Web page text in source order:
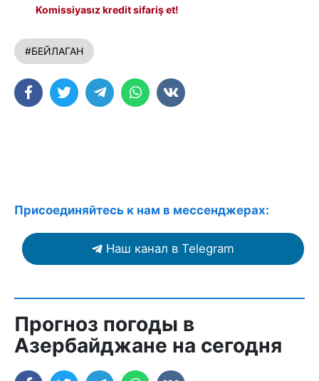
Komissiyasız kredit sifariş et!
#БЕЙЛАГАН
Присоединяйтесь к нам в мессенджерах:
Наш канал в Telegram
Прогноз погоды в
Азербайджане на сегодня